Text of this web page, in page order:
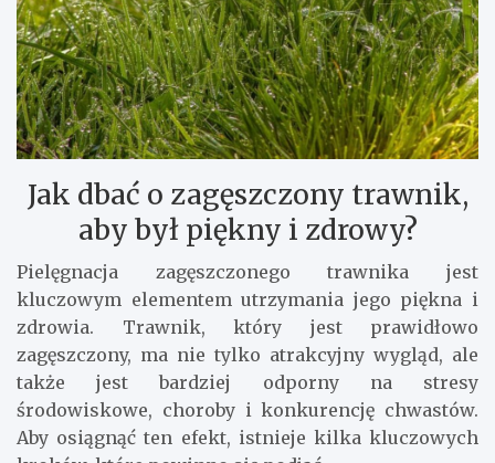
Jak dbać o zagęszczony trawnik,
aby był piękny i zdrowy?
Pielęgnacja zagęszczonego trawnika jest
kluczowym elementem utrzymania jego piękna i
zdrowia. Trawnik, który jest prawidłowo
zagęszczony, ma nie tylko atrakcyjny wygląd, ale
także jest bardziej odporny na stresy
środowiskowe, choroby i konkurencję chwastów.
Aby osiągnąć ten efekt, istnieje kilka kluczowych